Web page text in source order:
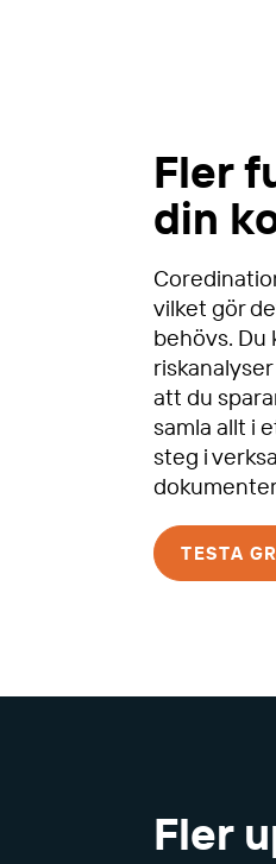
Fler
din
vilket gör
behövs. Du
att du
samla allt i
steg i
TESTA
Fler